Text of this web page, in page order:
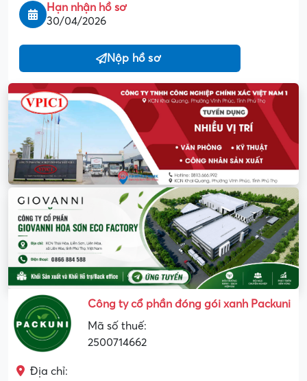
Hạn nhận hồ sơ
30/04/2026
Nộp hồ sơ
Công ty cổ phần đóng gói xanh Packuni
Mã số thuế:
2500714662
Địa chỉ: